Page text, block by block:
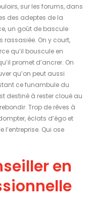
sur les forums, dans
des adeptes de la
un goût de bascule
rassasiée. On y court,
qu’il bouscule en
promet d’ancrer. On
qu’on peut aussi
ce funambule du
destiné à rester cloué au
Trop de rêves à
éclats d’égo et
Qui ose
en